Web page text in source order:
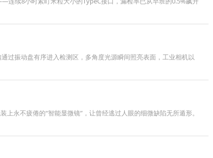
过振动盘有序进入检测区，多角度光源瞬间照亮表面，工业相机以
永不疲倦的“智能显微镜”，让曾经逃过人眼的细微缺陷无所遁形。